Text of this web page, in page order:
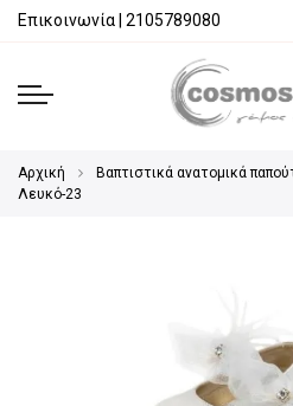
Επικοινωνία 2105789080
Αρχική
Βαπτιστικά ανατομικά
Λευκό-23